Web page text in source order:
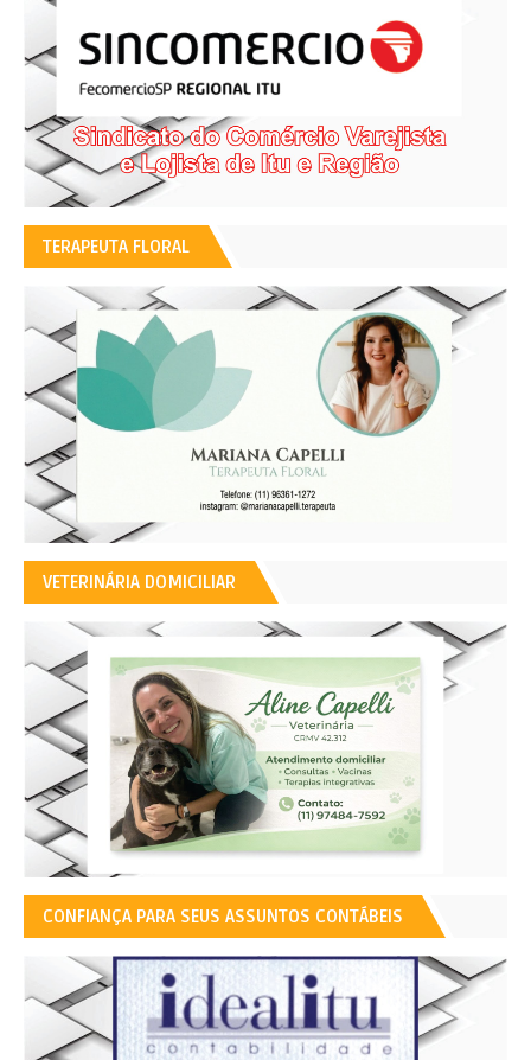
TERAPEUTA FLORAL
VETERINÁRIA DOMICILIAR
CONFIANÇA PARA SEUS ASSUNTOS CONTÁBEIS